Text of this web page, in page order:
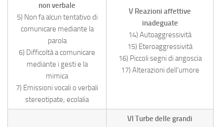
non verbale
5) Non fa alcun tentativo di
comunicare mediante la
parola
6) Difficoltà a comunicare
mediante i gesti e la
mimica
7) Emissioni vocali o verbali
stereotipate; ecolalia
V Reazioni affettive
inadeguate
14) Autoaggressività
15) Eteroaggressività
16) Piccoli segni di angoscia
17) Alterazioni dell’umore
VI Turbe delle grandi